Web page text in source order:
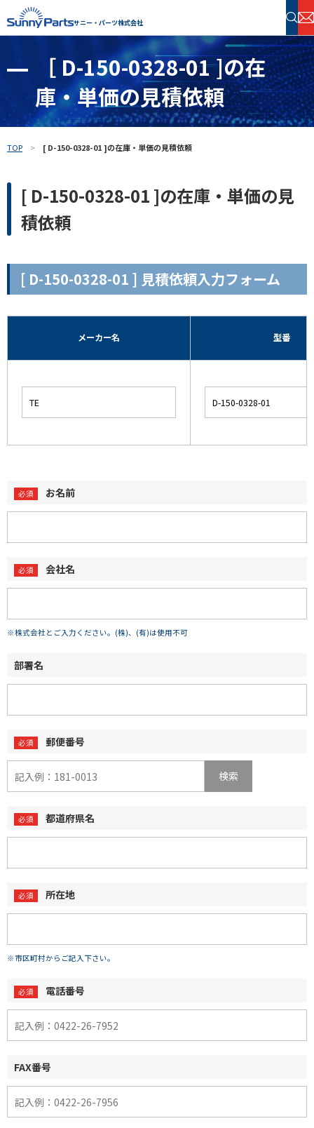
サニー・パーツ株式会社
半導体・電子部品 在庫検索
フリーワードで探す
［ D-150-0328-01 ]の在
庫・単価の見積依頼
TOP [ D-150-0328-01 ]の在庫・単価の見積依頼
[ D-150-0328-01 ]の在庫・単価の見
積依頼
[ D-150-0328-01 ] 見積依頼入力フォーム
メーカー名 型番
お名前
会社名
※株式会社とご入力ください。(株)、(有)は使用不可
部署名
郵便番号
検索
都道府県名
所在地
※市区町村からご記入下さい。
電話番号
FAX番号